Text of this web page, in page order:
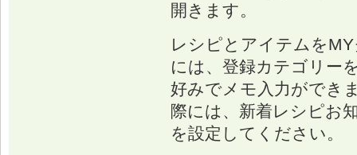
開きます。
レシピとアイテムを
には、登録カテゴリー
好みでメモ入力ができ
際には、新着レシピお
を設定してください。